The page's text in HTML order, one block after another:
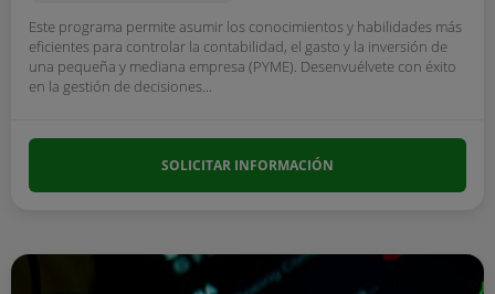
Este programa permite asumir los conocimientos y habilidades más
eficientes para controlar la contabilidad, el gasto y la inversión de
una pequeña y mediana empresa (PYME). Desenvuélvete con éxito
en la gestión de decisiones...
SOLICITAR INFORMACIÓN